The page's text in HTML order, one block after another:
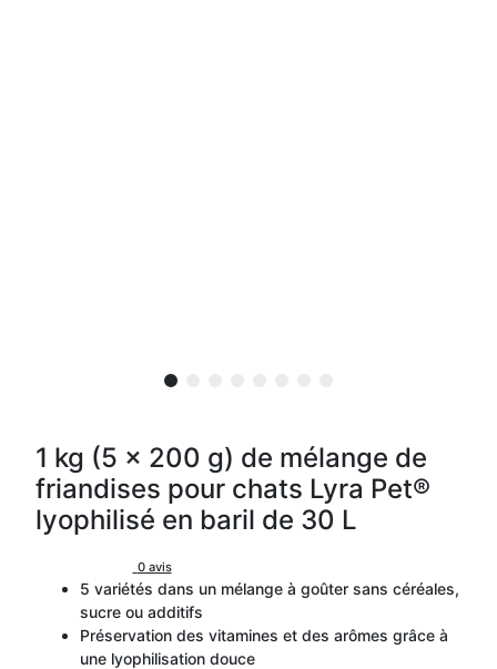
1 kg (5 x 200 g) de mélange de
friandises pour chats Lyra Pet®
lyophilisé en baril de 30 L
0 avis
5 variétés dans un mélange à goûter sans céréales,
sucre ou additifs
Préservation des vitamines et des arômes grâce à
une lyophilisation douce